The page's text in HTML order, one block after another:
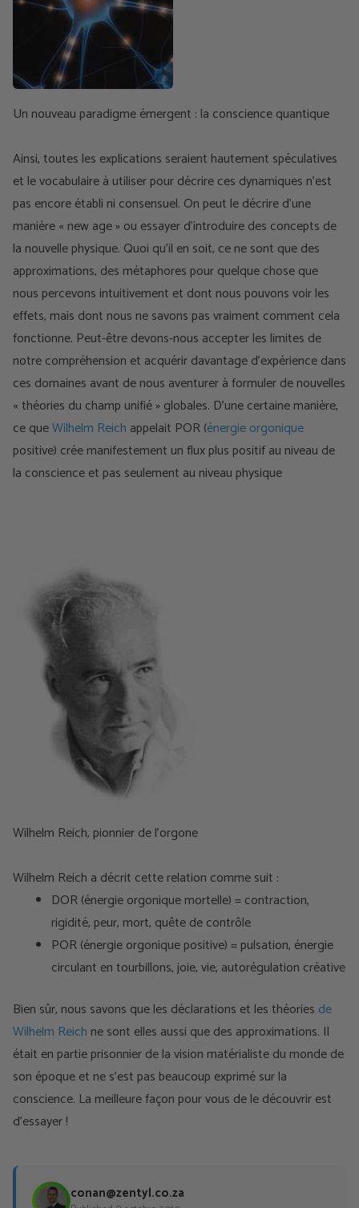
Un nouveau paradigme émergent : la conscience quantique
Ainsi, toutes les explications seraient hautement spéculatives
et le vocabulaire à utiliser pour décrire ces dynamiques n’est
pas encore établi ni consensuel. On peut le décrire d’une
manière « new age » ou essayer d’introduire des concepts de
la nouvelle physique. Quoi qu’il en soit, ce ne sont que des
approximations, des métaphores pour quelque chose que
nous percevons intuitivement et dont nous pouvons voir les
effets, mais dont nous ne savons pas vraiment comment cela
fonctionne. Peut-être devons-nous accepter les limites de
notre compréhension et acquérir davantage d’expérience dans
ces domaines avant de nous aventurer à formuler de nouvelles
« théories du champ unifié » globales. D’une certaine manière,
ce queWilhelm Reich appelait POR (énergie orgonique
positive) crée manifestement un flux plus positif au niveau de
la conscience et pas seulement au niveau physique
Wilhelm Reich, pionnier de l'orgone
Wilhelm Reich a décrit cette relation comme suit :
DOR (énergie orgonique mortelle) = contraction,
rigidité, peur, mort, quête de contrôle
POR (énergie orgonique positive) = pulsation, énergie
circulant en tourbillons, joie, vie, autorégulation créative
Bien sûr, nous savons que les déclarations et les théories de
Wilhelm Reich ne sont elles aussi que des approximations. Il
était en partie prisonnier de la vision matérialiste du monde de
son époque et ne s'est pas beaucoup exprimé sur la
conscience. La meilleure façon pour vous de le découvrir est
d'essayer !
conan@zentyl.co.za